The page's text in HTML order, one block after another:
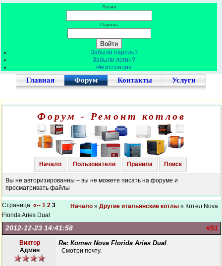
Логин
Пароль
Забыли пароль?
Забыли логин?
Регистрация
Главная Форум Контакты Услуги
Форум - Ремонт котлов
Начало Пользователи Правила Поиск
Вы не авторизированны – вы не можете писать на форуме и
просматривать файлы
Страница: «-- 1 2 3 Начало » Другие итальянские котлы » Котел Nova
Florida Aries Dual
#51
2012-12-23 14:41:58
Виктор
Админ
Re: Котел Nova Florida Aries Dual
Смотри почту.